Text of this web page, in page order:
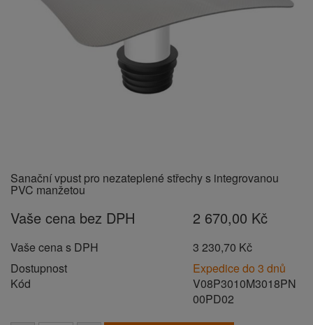
Sanační vpust pro nezateplené střechy s integrovanou
PVC manžetou
Vaše cena bez DPH 2 670,00 Kč
Vaše cena s DPH
3 230,70 Kč
Dostupnost
Expedice do 3 dnů
Kód
V08P3010M3018PN
00PD02